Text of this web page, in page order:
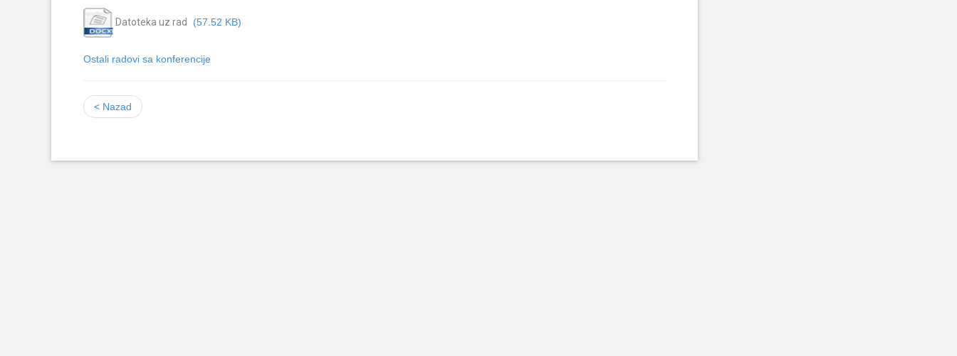
Datoteka uz rad (57.52 KB)
Ostali radovi sa konferencije
< Nazad